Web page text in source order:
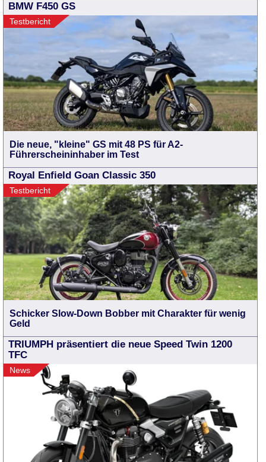
BMW F450 GS
Testbericht
Die neue, "kleine" GS mit 48 PS für A2-
Führerscheininhaber im Test
Royal Enfield Goan Classic 350
Testbericht
Schicker Slow-Down Bobber mit Charakter für wenig
Geld
TRIUMPH präsentiert die neue Speed Twin 1200
TFC
News